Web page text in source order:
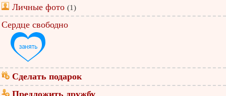
Личные фото (1)
Сердце свободно
Сделать подарок
Предложить дружбу